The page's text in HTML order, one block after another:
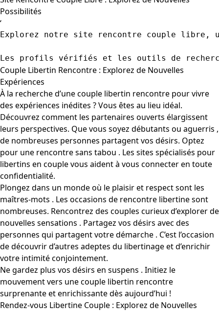
Possibilités
‘
Explorez notre site rencontre couple libre,
Couple Libertin Rencontre : Explorez de Nouvelles
Expériences
À la recherche d’une couple libertin rencontre pour vivre
des expériences inédites ? Vous êtes au lieu idéal.
Découvrez comment les partenaires ouverts élargissent
leurs perspectives. Que vous soyez débutants ou aguerris ,
de nombreuses personnes partagent vos désirs. Optez
pour une rencontre sans tabou . Les sites spécialisés pour
libertins en couple vous aident à vous connecter en toute
confidentialité.
Plongez dans un monde où le plaisir et respect sont les
maîtres-mots . Les occasions de rencontre libertine sont
nombreuses. Rencontrez des couples curieux d’explorer de
nouvelles sensations . Partagez vos désirs avec des
personnes qui partagent votre démarche . C’est l’occasion
de découvrir d’autres adeptes du libertinage et d’enrichir
votre intimité conjointement.
Ne gardez plus vos désirs en suspens . Initiez le
mouvement vers une couple libertin rencontre
surprenante et enrichissante dès aujourd’hui !
Rendez-vous Libertine Couple : Explorez de Nouvelles